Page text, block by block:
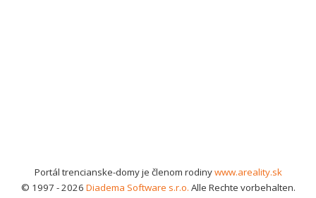
Portál trencianske-domy je členom rodinywww.areality.sk
© 1997 - 2026 Diadema Software s.r.o. Alle Rechte vorbehalten.